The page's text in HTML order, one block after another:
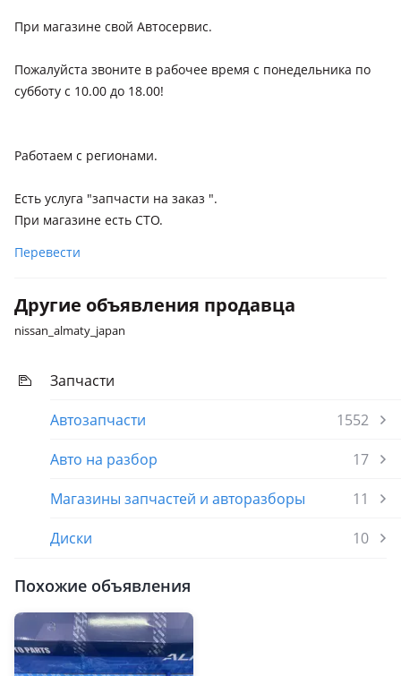
При магазине свой Автосервис.
Пожалуйста звоните в рабочее время с понедельника по
субботу с 10.00 до 18.00!
Работаем с регионами.
Есть услуга "запчасти на заказ ".
При магазине есть СТО.
Перевести
Другие объявления продавца
nissan_almaty_japan
Запчасти
Автозапчасти
1552
Авто на разбор
17
Магазины запчастей и авторазборы
11
Диски
10
Похожие объявления